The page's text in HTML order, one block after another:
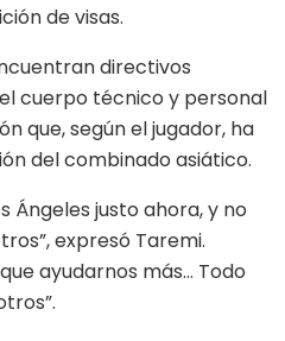
de visas.
directivos
cuerpo técnico y personal
que, según el jugador, ha
del combinado asiático.
Ángeles justo ahora, y no
expresó Taremi.
ayudarnos más… Todo